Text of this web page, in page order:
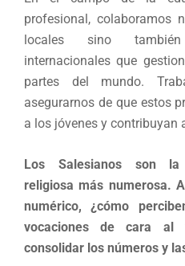
profesional, colaboramos
locales sino
internacionales que
partes del mundo.
asegurarnos de que estos
a los jóvenes y contribuyan
Los Salesianos son la
religiosa más numerosa.
numérico, ¿cómo
vocaciones de cara al
consolidar los números y